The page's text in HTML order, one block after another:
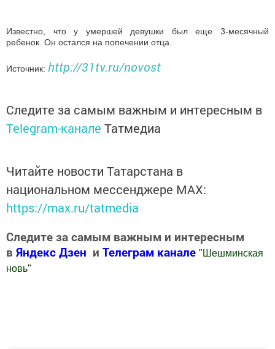
Известно, что у умершей девушки был еще 3-месячный
ребенок. Он остался на попечении отца.
Источник: http://31tv.ru/novost
Следите за самым важным и интересным в
Telegram-канале Татмедиа
Читайте новости Татарстана в
национальном мессенджере MАХ:
https://max.ru/tatmedia
Следите за самым важным и интересным
в Яндекс Дзен и Телеграм канале " Шешминская
новь"